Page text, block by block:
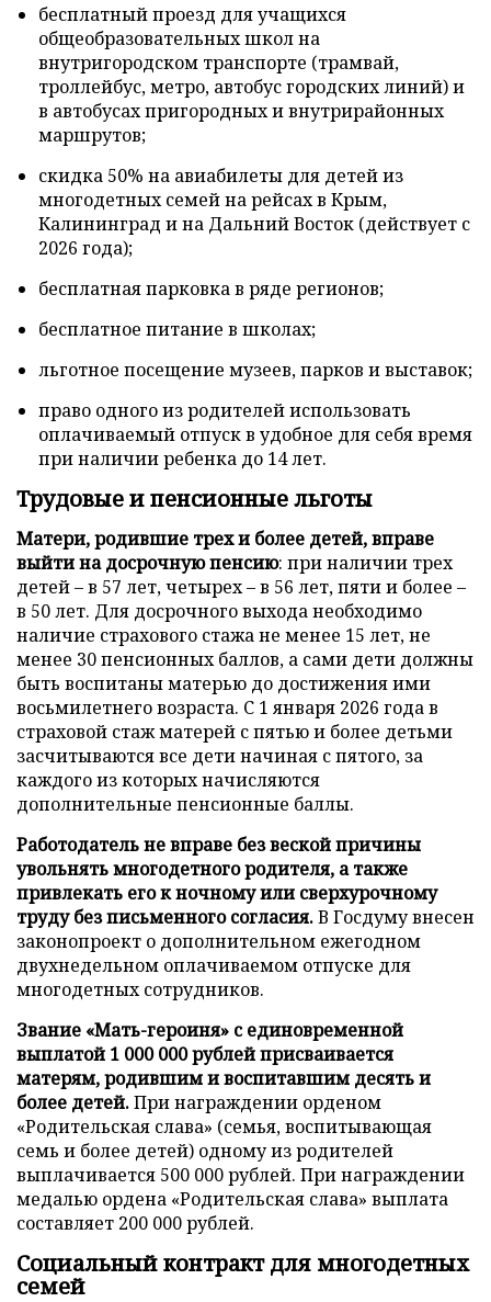
бесплатный проезд для учащихся
общеобразовательных школ на
внутригородском транспорте (трамвай,
троллейбус, метро, автобус городских линий) и
в автобусах пригородных и внутрирайонных
маршрутов;
скидка 50% на авиабилеты для детей из
многодетных семей на рейсах в Крым,
Калининград и на Дальний Восток (действует с
2026 года);
бесплатная парковка в ряде регионов;
бесплатное питание в школах;
льготное посещение музеев, парков и выставок;
право одного из родителей использовать
оплачиваемый отпуск в удобное для себя время
при наличии ребенка до 14 лет.
Трудовые и пенсионные льготы
Матери, родившие трех и более детей, вправе
выйти на досрочную пенсию: при наличии трех
детей – в 57 лет, четырех – в 56 лет, пяти и более –
в 50 лет. Для досрочного выхода необходимо
наличие страхового стажа не менее 15 лет, не
менее 30 пенсионных баллов, а сами дети должны
быть воспитаны матерью до достижения ими
восьмилетнего возраста. С 1 января 2026 года в
страховой стаж матерей с пятью и более детьми
засчитываются все дети начиная с пятого, за
каждого из которых начисляются
дополнительные пенсионные баллы.
Работодатель не вправе без веской причины
увольнять многодетного родителя, а также
привлекать его к ночному или сверхурочному
труду без письменного согласия.В Госдуму внесен
законопроект о дополнительном ежегодном
двухнедельном оплачиваемом отпуске для
многодетных сотрудников.
Звание «Мать-героиня» с единовременной
выплатой 1 000 000 рублей присваивается
матерям, родившим и воспитавшим десять и
более детей.При награждении орденом
«Родительская слава» (семья, воспитывающая
семь и более детей) одному из родителей
выплачивается 500 000 рублей. При награждении
медалью ордена «Родительская слава» выплата
составляет 200 000 рублей.
Социальный контракт для многодетных
семей